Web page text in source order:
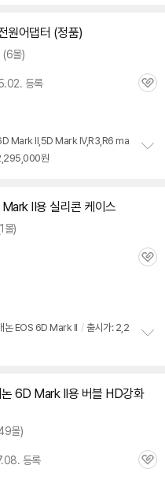
원어댑터 (정품)
(6몰)
등록
관
Markll,5D MarkIV,R3,R6 ma
원
MarkII용 실리콘 케이스
몰)
관
논 EOS 6D Mark II / 출시가: 2,2
6D MarkII용 버블 HD강화
몰)
등록
관